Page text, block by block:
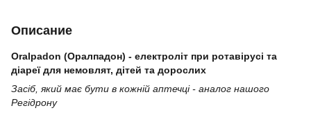
Описание
Oralpadon (Оралпадон) - електроліт при ротавірусі та
діареї для немовлят, дітей та дорослих
Засіб, який має бути в кожній аптечці - аналог нашого
Регідрону